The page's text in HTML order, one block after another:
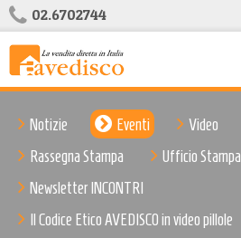
02.6702744
Notizie Eventi Video
Rassegna Stampa
Ufficio Stampa
Newsletter INCONTRI
Il Codice Etico AVEDISCO in video pillole